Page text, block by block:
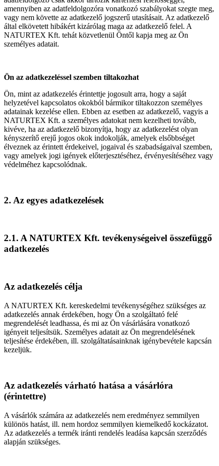
amennyiben az adatfeldolgozóra vonatkozó szabályokat szegte meg,
vagy nem követte az adatkezelő jogszerű utasításait. Az adatkezelő
által elkövetett hibákért kizárólag maga az adatkezelő felel. A
NATURTEX Kft. tehát közvetlenül Öntől kapja meg az Ön
személyes adatait.
Ön az adatkezeléssel szemben tiltakozhat
Ön, mint az adatkezelés érintettje jogosult arra, hogy a saját
helyzetével kapcsolatos okokból bármikor tiltakozzon személyes
adatainak kezelése ellen. Ebben az esetben az adatkezelő, vagyis a
NATURTEX Kft. a személyes adatokat nem kezelheti tovább,
kivéve, ha az adatkezelő bizonyítja, hogy az adatkezelést olyan
kényszerítő erejű jogos okok indokolják, amelyek elsőbbséget
élveznek az érintett érdekeivel, jogaival és szabadságaival szemben,
vagy amelyek jogi igények előterjesztéséhez, érvényesítéséhez vagy
védelméhez kapcsolódnak.
2. Az egyes adatkezelések
2.1. A NATURTEX Kft. tevékenységeivel összefüggő
adatkezelés
Az adatkezelés célja
A NATURTEX Kft. kereskedelmi tevékenységéhez szükséges az
adatkezelés annak érdekében, hogy Ön a szolgáltató felé
megrendelését leadhassa, és mi az Ön vásárlására vonatkozó
igényeit teljesítsük. Személyes adatait az Ön megrendelésének
teljesítése érdekében, ill. szolgáltatásainknak igénybevétele kapcsán
kezeljük.
Az adatkezelés várható hatása a vásárlóra
(érintettre)
A vásárlók számára az adatkezelés nem eredményez semmilyen
különös hatást, ill. nem hordoz semmilyen kiemelkedő kockázatot.
Az adatkezelés a termék iránti rendelés leadása kapcsán szerződés
alapján szükséges.